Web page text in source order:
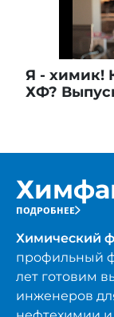
Я - химик!
ХФ?
подробнее
Химический
профильный
лет готовим
инженеров